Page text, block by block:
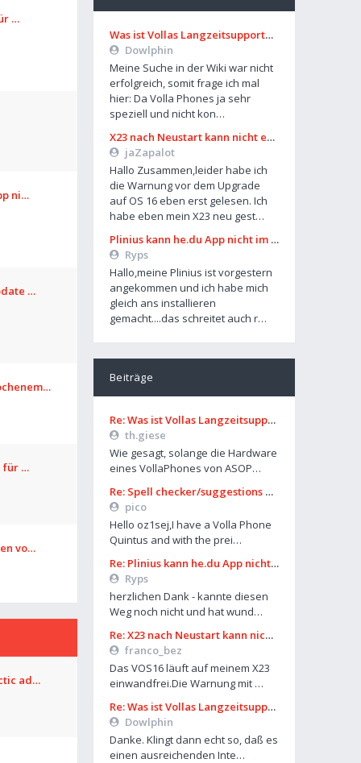
Was ist Vollas Langzeitsupportplan?
Dowlphin
Meine Suche in der Wiki war nicht
erfolgreich, somit frage ich mal
hier: Da Volla Phones ja sehr
speziell und nicht kon…
X23 nach Neustart kann nicht entsperrt werden
jaZapalot
Hallo Zusammen,leider habe ich
die Warnung vor dem Upgrade
auf OS 16 eben erst gelesen. Ich
habe eben mein X23 neu gest…
Plinius kann he.du App nicht im Playstore finden
Ryps
Hallo,meine Plinius ist vorgestern
angekommen und ich habe mich
gleich ans installieren
gemacht....das schreitet auch r…
Beiträge
Re: Was ist Vollas Langzeitsupportplan?
th.giese
Wie gesagt, solange die Hardware
eines VollaPhones von ASOP…
Re: Spell checker/suggestions only works in some settings
pico
Hello oz1sej,I have a Volla Phone
Quintus and with the prei…
Re: Plinius kann he.du App nicht im Playstore finden
Ryps
herzlichen Dank - kannte diesen
Weg noch nicht und hat wund…
Re: X23 nach Neustart kann nicht entsperrt werden
franco_bez
Das VOS16 läuft auf meinem X23
einwandfrei.Die Warnung mit …
Re: Was ist Vollas Langzeitsupportplan?
Dowlphin
Danke. Klingt dann echt so, daß es
einen ausreichenden Inte…
…
ni…
…
für …
vo…
ad…